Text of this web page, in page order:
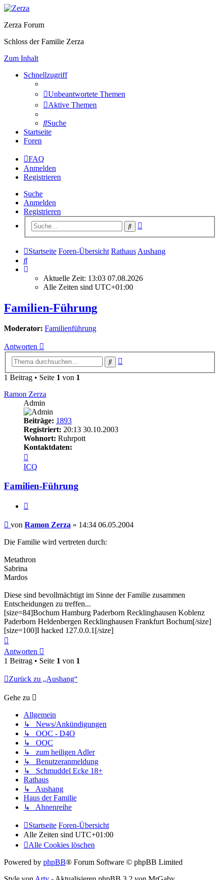
Zerza Forum
Schloss der Familie Zerza
Zum Inhalt
Schnellzugriff
Unbeantwortete Themen
Aktive Themen
Suche
Startseite
Foren
FAQ
Anmelden
Registrieren
Suche
Anmelden
Registrieren
Suche
Startseite Foren-Übersicht Rathaus Aushang
Suche
Aktuelle Zeit: 13:03 07.08.2026
Alle Zeiten sind UTC+01:00
Familien-Führung
Moderator: Familienführung
Antworten
Suche
1 Beitrag • Seite 1 von 1
Ramon Zerza
Admin
Beiträge: 1893
Registriert: 20:13 30.10.2003
Wohnort: Ruhrpott
Kontaktdaten:
von
Ramon
Zerza
ICQ
Familien-Führung
Beitrag
von Ramon Zerza » 14:34 06.05.2004
Die Familie wird vertreten durch:
Metathron
Sabrina
Mardos
Diese sind bevollmächtigt im Sinne der Familie zusammen
Entscheidungen zu treffen...
[size=84]Bochum Hamburg Paderborn Recklinghausen Koblenz
Paderborn Heldenbergen Recklinghausen Frankfurt Bochum[/size]
[size=100]I hacked 127.0.0.1[/size]
oben
Antworten
1 Beitrag • Seite 1 von 1
Zurück zu „Aushang“
Gehe zu
Allgemein
↳ News/Ankündigungen
↳ OOC - D4O
↳ OOC
↳ zum heiligen Adler
↳ Benutzeranmeldung
↳ Schmuddel Ecke 18+
Rathaus
↳ Aushang
Haus der Familie
↳ Ahnenreihe
Startseite Foren-Übersicht
Alle Zeiten sind UTC+01:00
Alle Cookies löschen
Powered by phpBB® Forum Software © phpBB Limited